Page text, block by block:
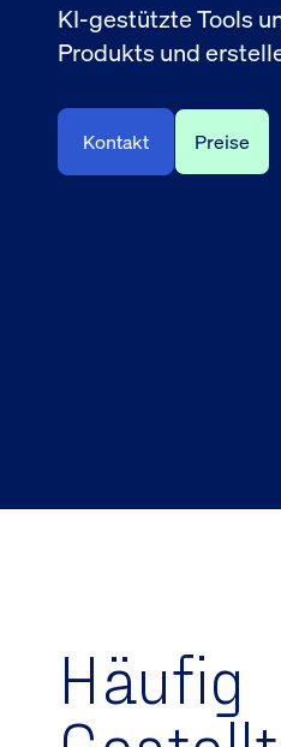
KI-gestützte Tools
Produkts und
Kontakt Preise
Häufig